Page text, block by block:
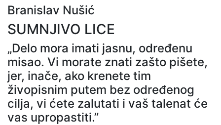
Branislav Nušić
SUMNJIVO LICE
„Delo mora imati jasnu, određenu
misao. Vi morate znati zašto pišete,
jer, inače, ako krenete tim
živopisnim putem bez određenog
cilja, vi ćete zalutati i vaš talenat će
vas upropastiti.”